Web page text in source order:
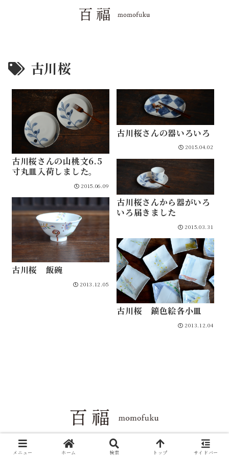
古川桜
古川桜さんの山桃文6.5
寸丸皿入荷しました。
2015.06.09
古川桜さんの器いろいろ
2015.04.02
古川桜さんから器がいろ
いろ届きました
2015.03.31
古川桜 飯碗
2013.12.05
古川桜 鎬色絵各小皿
2013.12.04
Copyright © 2004-2026 百福 All Rights Reserved.
メニュー ホーム 検索 トップ サイドバー